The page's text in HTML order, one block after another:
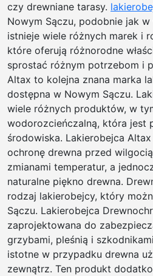
czy drewniane tarasy.
Nowym Sączu, podobnie jak
istnieje wiele różnych marek i
które oferują różnorodne
sprostać różnym potrzebom i
Altax to kolejna znana marka
dostępna w Nowym Sączu.
wiele różnych produktów, w
wodorozcieńczalną, która jest
środowiska. Lakierobejca
ochronę drewna przed
zmianami temperatur, a
naturalne piękno drewna.
rodzaj lakierobejcy, który
Sączu. Lakierobejca
zaprojektowana do
grzybami, pleśnią i
istotne w przypadku drewna
zewnątrz. Ten produkt